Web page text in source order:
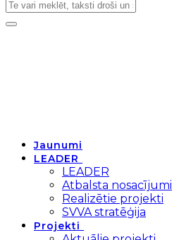
Toggle
Jaunumi
LEADER
LEADER
Atbalsta nosacījumi
Realizētie projekti
SVVA stratēģija
Projekti